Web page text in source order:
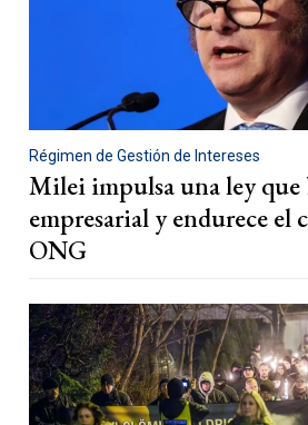
Régimen de Gestión de Intereses
Milei impulsa una ley
empresarial y endurece el
ONG